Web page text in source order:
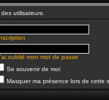
utilisateurs.
oublié mon mot de passe
Se souvenir de moi
Masquer ma présence lors de cette